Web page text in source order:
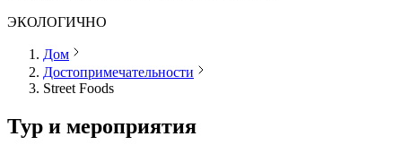
ЭКОЛОГИЧНО
Дом
Достопримечательности
Street Foods
Тур и мероприятия